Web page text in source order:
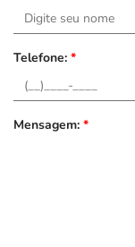
Telefone: *
Mensagem: *